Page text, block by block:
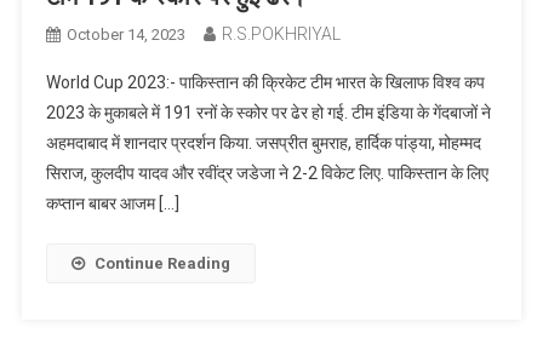
October 14, 2023 R.S.POKHRIYAL
World Cup 2023:- पाकिस्तान की क्रिकेट टीम भारत के खिलाफ विश्व कप
2023 के मुकाबले में 191 रनों के स्कोर पर ढेर हो गई. टीम इंडिया के गेंदबाजों ने
अहमदाबाद में शानदार प्रदर्शन किया. जसप्रीत बुमराह, हार्दिक पांड्या, मोहम्मद
सिराज, कुलदीप यादव और रवींद्र जडेजा ने 2-2 विकेट लिए. पाकिस्तान के लिए
कप्तान बाबर आजम […]
Continue Reading